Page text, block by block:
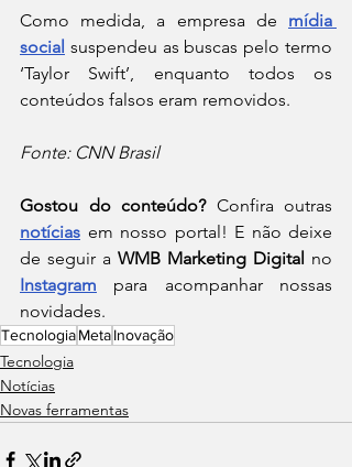
Como medida, a empresa de mídia
social suspendeu as buscas pelo termo
‘Taylor Swift’, enquanto todos os
conteúdos falsos eram removidos.
Fonte: CNN Brasil
Gostou do conteúdo?
notícias em nosso portal! E não deixe
de seguir a WMB Marketing Digital no
Instagram para acompanhar nossas
novidades.
TecnologiaMetaInovação
Tecnologia
Notícias
Novas ferramentas